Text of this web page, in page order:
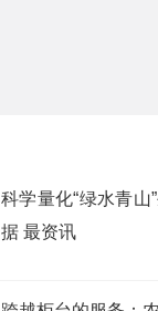
科学量化“绿水青山
据 最资讯